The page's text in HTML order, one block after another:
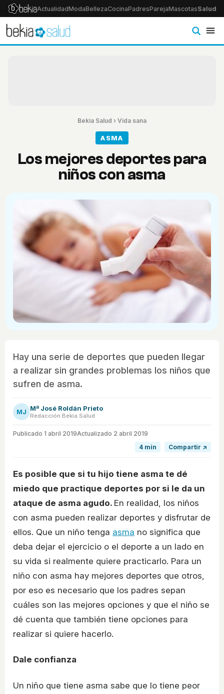
ActualidadModaBellezaCocinaPadresParejaMascotasSalud
Bekia Salud › Vida sana
ASMA
Los mejores deportes para
niños con asma
Hay una serie de deportes que pueden llegar
a realizar sin grandes problemas los niños que
sufren de asma.
MJ Mª José Roldán Prieto
Redacción Bekia Salud
Publicado 1 abril 2019Actualizado 2 abril 2019
4 min
Compartir ↗
Es posible que si tu hijo tiene asma te dé
miedo que practique deportes por si le da un
ataque de asma agudo. En realidad, los niños
con asma pueden realizar deportes y disfrutar de
ellos. Que un niño tenga asma no significa que
deba dejar el ejercicio o el deporte a un lado en
su vida si realmente quiere practicarlo. Para un
niño con asma hay mejores deportes que otros,
por eso es necesario que los padres sepan
cuáles son las mejores opciones y que el niño se
dé cuenta que también tiene opciones para
realizar si quiere hacerlo.
Dale confianza
Un niño que tiene asma sabe que lo tiene peor